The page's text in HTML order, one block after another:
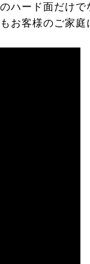
ハード面だけで
お客様のご家庭